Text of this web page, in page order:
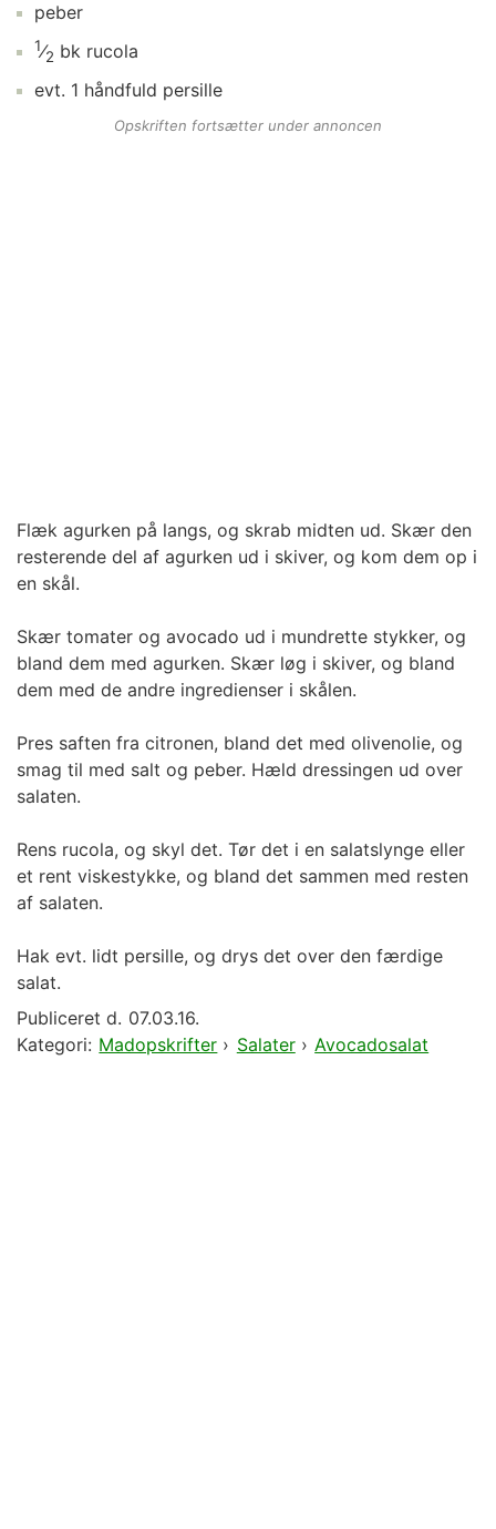
peber
1⁄2 bk rucola
evt. 1 håndfuld persille
Opskriften fortsætter under annoncen
Flæk agurken på langs, og skrab midten ud. Skær den
resterende del af agurken ud i skiver, og kom dem op i
en skål.
Skær tomater og avocado ud i mundrette stykker, og
bland dem med agurken. Skær løg i skiver, og bland
dem med de andre ingredienser i skålen.
Pres saften fra citronen, bland det med olivenolie, og
smag til med salt og peber. Hæld dressingen ud over
salaten.
Rens rucola, og skyl det. Tør det i en salatslynge eller
et rent viskestykke, og bland det sammen med resten
af salaten.
Hak evt. lidt persille, og drys det over den færdige
salat.
Publiceret d. 07.03.16.
Kategori: Madopskrifter › Salater› Avocadosalat